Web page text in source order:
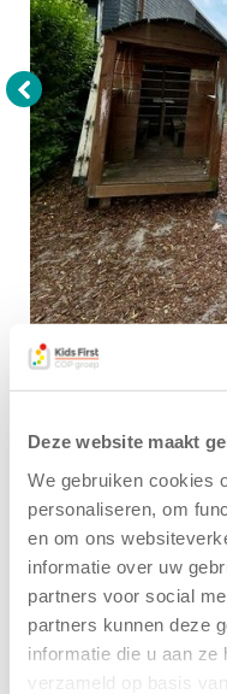
Deze website maakt
We gebruiken cookies
personaliseren, om
en om ons
informatie over uw
partners voor social
partners kunnen deze
informatie die u aan
verzameld op basis
Liefdevolle
geborgenheid
Wij bieden op ons
aandacht en
ruimte om zich te
vooral om te spelen
dagelijks leuke en